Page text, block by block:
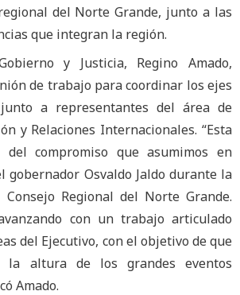
del Norte Grande, junto a las
que integran la región.
y Justicia, Regino Amado,
de trabajo para coordinar los ejes
a representantes del área de
y Relaciones Internacionales. “Esta
compromiso que asumimos en
gobernador Osvaldo Jaldo durante la
Regional del Norte Grande.
con un trabajo articulado
del Ejecutivo, con el objetivo de que
la altura de los grandes eventos
Amado.